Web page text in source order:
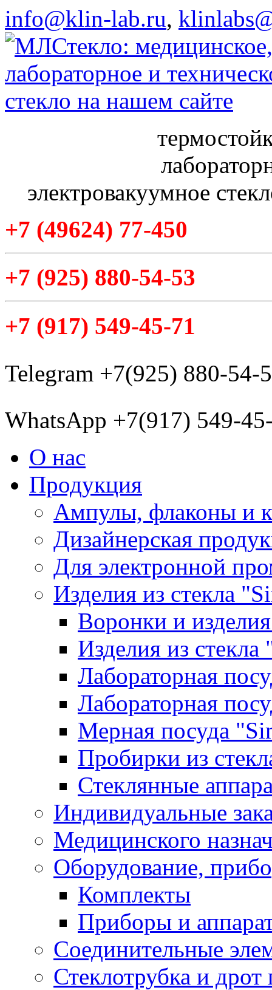
info@klin-lab.ru,
электровакуумное
+7 (49624) 77-450
+7 (925) 880-54-53
+7 (917) 549-45-71
Telegram +7(925) 880-54-
WhatsApp +7(917) 549-
О нас
Продукция
Ампулы, флаконы и
Дизайнерская
Для электронной
Изделия из стекла
Воронки и
Изделия из
Лабораторная
Лабораторная
Мерная посуда
Пробирки из
Стеклянные
Индивидуальные
Медицинского
Оборудование,
Комплекты
Приборы и
Соединительные
Стеклотрубка и дрот